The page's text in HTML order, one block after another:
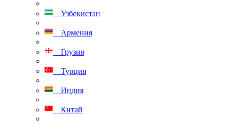
Узбекистан
Армения
Грузия
Турция
Индия
Китай